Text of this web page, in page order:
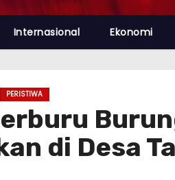
Internasional Ekonomi
PERISTIWA
di Desa